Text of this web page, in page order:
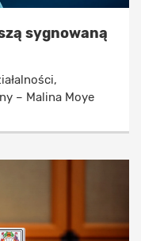
sygnowaną
– Malina Moye